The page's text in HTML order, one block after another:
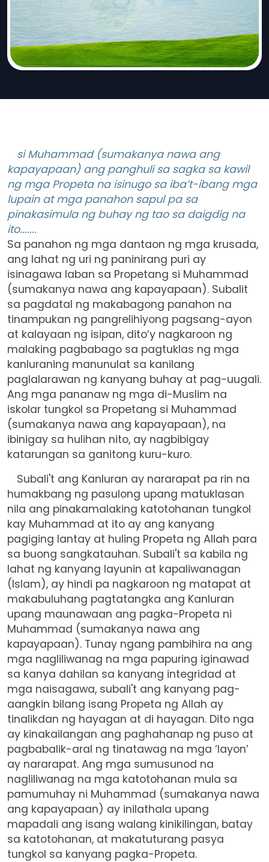
si Muhammad (sumakanya nawa ang
kapayapaan) ang panghuli sa sagka sa kawil
ng mga Propeta na isinugo sa iba’t-ibang mga
lupain at mga panahon sapul pa sa
pinakasimula ng buhay ng tao sa daigdig na
ito.......
Sa panahon ng mga dantaon ng mga krusada,
ang lahat ng uri ng paninirang puri ay
isinagawa laban sa Propetang si Muhammad
(sumakanya nawa ang kapayapaan). Subalit
sa pagdatal ng makabagong panahon na
tinampukan ng pangrelihiyong pagsang-ayon
at kalayaan ng isipan, dito’y nagkaroon ng
malaking pagbabago sa pagtuklas ng mga
kanluraning manunulat sa kanilang
paglalarawan ng kanyang buhay at pag-uugali.
Ang mga pananaw ng mga di-Muslim na
iskolar tungkol sa Propetang si Muhammad
(sumakanya nawa ang kapayapaan), na
ibinigay sa hulihan nito, ay nagbibigay
katarungan sa ganitong kuru-kuro.
Subali't ang Kanluran ay nararapat pa rin na
humakbang ng pasulong upang matuklasan
nila ang pinakamalaking katotohanan tungkol
kay Muhammad at ito ay ang kanyang
pagiging lantay at huling Propeta ng Allah para
sa buong sangkatauhan. Subali't sa kabila ng
lahat ng kanyang layunin at kapaliwanagan
(Islam), ay hindi pa nagkaroon ng matapat at
makabuluhang pagtatangka ang Kanluran
upang maunawaan ang pagka-Propeta ni
Muhammad (sumakanya nawa ang
kapayapaan). Tunay ngang pambihira na ang
mga nagliliwanag na mga papuring iginawad
sa kanya dahilan sa kanyang integridad at
mga naisagawa, subali't ang kanyang pag-
aangkin bilang isang Propeta ng Allah ay
tinalikdan ng hayagan at di hayagan. Dito nga
ay kinakailangan ang paghahanap ng puso at
pagbabalik-aral ng tinatawag na mga ‘layon’
ay nararapat. Ang mga sumusunod na
nagliliwanag na mga katotohanan mula sa
pamumuhay ni Muhammad (sumakanya nawa
ang kapayapaan) ay inilathala upang
mapadali ang isang walang kinikilingan, batay
sa katotohanan, at makatuturang pasya
tungkol sa kanyang pagka-Propeta.